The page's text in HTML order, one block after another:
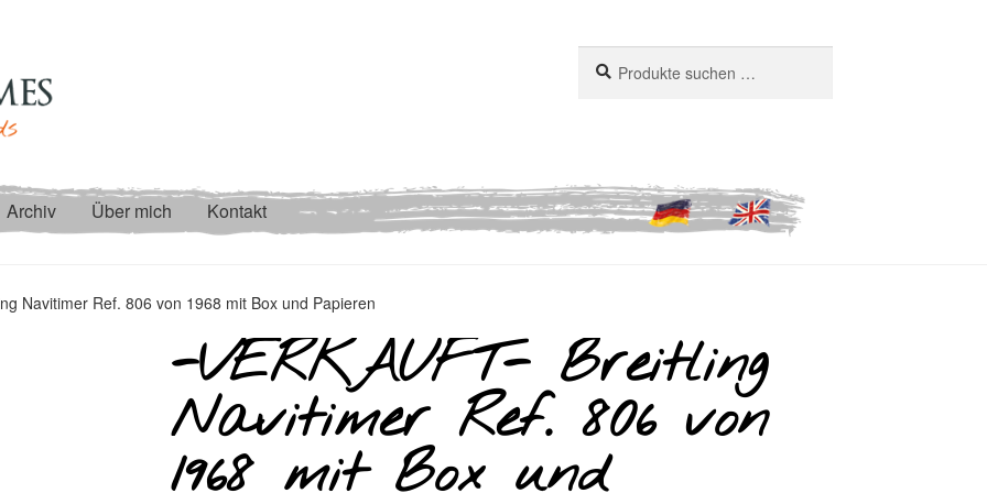
nach:
Archiv Über mich Kontakt
Navitimer Ref. 806 von 1968 mit Box und Papieren
-VERKAUFT- Breitling
Navitimer Ref. 806 von
1968 mit Box und